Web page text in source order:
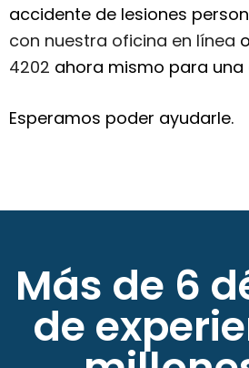
accidente de lesiones
con nuestra oficina en línea
4202 ahora mismo para
Esperamos poder ayudarle.
Más de 6
de